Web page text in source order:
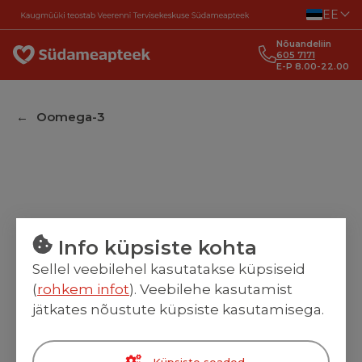
EE
Nõuandeliin
605 7171
E-P 8.00-22.00
Oomega-3
Info küpsiste kohta
Sellel veebilehel kasutatakse küpsiseid
(rohkem infot). Veebilehe kasutamist
jätkates nõustute küpsiste kasutamisega.